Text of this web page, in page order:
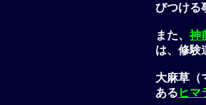
びつける
また、神
は、修験
大麻草（
ある ヒマ